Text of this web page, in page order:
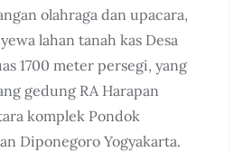
olahraga dan upacara,
lahan tanah kas Desa
1700 meter persegi, yang
gedung RA Harapan
komplek Pondok
Diponegoro Yogyakarta.